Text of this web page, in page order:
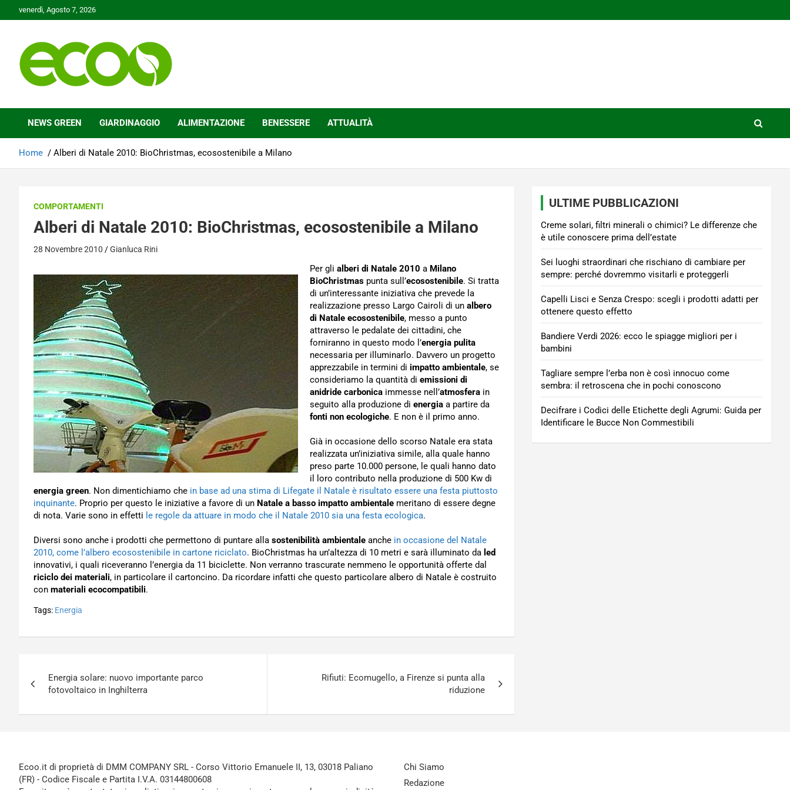
to
venerdì, Agosto 7, 2026
Ecoo.it
NEWS GREEN GIARDINAGGIO ALIMENTAZIONE BENESSERE ATTUALITÀ
Home Alberi di Natale 2010: BioChristmas, ecosostenibile a Milano
COMPORTAMENTI
Alberi di Natale 2010: BioChristmas, ecosostenibile a Milano
28 Novembre 2010 Gianluca Rini
Per gli alberi di Natale 2010 a Milano
BioChristmas punta sull’ecosostenibile. Si tratta
di un’interessante iniziativa che prevede la
realizzazione presso Largo Cairoli di un albero
di Natale ecosostenibile, messo a punto
attraverso le pedalate dei cittadini, che
forniranno in questo modo l’energia pulita
necessaria per illuminarlo. Davvero un progetto
apprezzabile in termini di impatto ambientale, se
consideriamo la quantità di emissioni di
anidride carbonica immesse nell’atmosfera in
seguito alla produzione di energia a partire da
fonti non ecologiche. E non è il primo anno.
Già in occasione dello scorso Natale era stata
realizzata un’iniziativa simile, alla quale hanno
preso parte 10.000 persone, le quali hanno dato
il loro contributo nella produzione di 500 Kw di
energia green. Non dimentichiamo che in base ad una stima di Lifegate il Natale è risultato essere una festa piuttosto
inquinante. Proprio per questo le iniziative a favore di un Natale a basso impatto ambientale meritano di essere degne
di nota. Varie sono in effetti le regole da attuare in modo che il Natale 2010 sia una festa ecologica.
Diversi sono anche i prodotti che permettono di puntare alla sostenibilità ambientale anche in occasione del Natale
2010, come l’albero ecosostenibile in cartone riciclato. BioChristmas ha un’altezza di 10 metri e sarà illuminato da led
innovativi, i quali riceveranno l’energia da 11 biciclette. Non verranno trascurate nemmeno le opportunità offerte dal
riciclo dei materiali, in particolare il cartoncino. Da ricordare infatti che questo particolare albero di Natale è costruito
con materiali ecocompatibili.
Tags: Energia
articoli
Energia solare: nuovo importante parco
fotovoltaico in Inghilterra
Rifiuti: Ecomugello, a Firenze si punta alla
riduzione
ULTIME PUBBLICAZIONI
Creme solari, filtri minerali o chimici? Le differenze che
è utile conoscere prima dell’estate
Sei luoghi straordinari che rischiano di cambiare per
sempre: perché dovremmo visitarli e proteggerli
Capelli Lisci e Senza Crespo: scegli i prodotti adatti per
ottenere questo effetto
Bandiere Verdi 2026: ecco le spiagge migliori per i
bambini
Tagliare sempre l’erba non è così innocuo come
sembra: il retroscena che in pochi conoscono
Decifrare i Codici delle Etichette degli Agrumi: Guida per
Identificare le Bucce Non Commestibili
Ecoo.it di proprietà di DMM COMPANY SRL - Corso Vittorio Emanuele II, 13, 03018 Paliano
(FR) - Codice Fiscale e Partita I.V.A. 03144800608
Chi Siamo
Redazione